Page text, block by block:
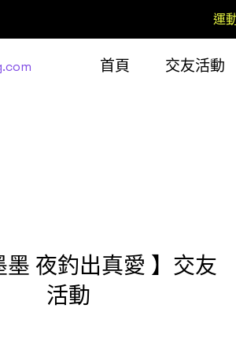
運
首頁 交友活動
墨 夜釣出真愛 】交友
活動